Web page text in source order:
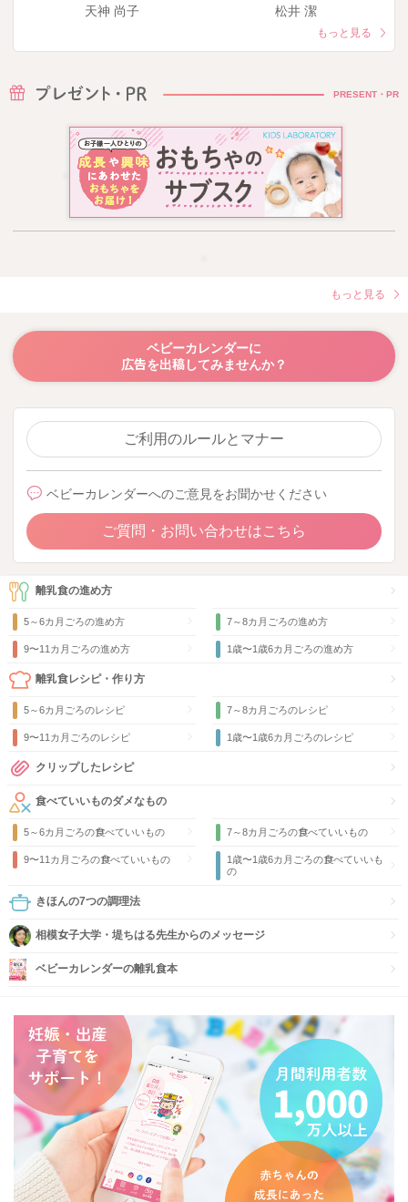
天神 尚子
松井 潔
もっと見る
PRESENT・PR
もっと見る
ベビーカレンダーに
広告を出稿してみませんか？
ご利用のルールとマナー
ベビーカレンダーへのご意見をお聞かせください
ご質問・お問い合わせはこちら
離乳食の進め方
5～6カ月ごろの進め方 7～8カ月ごろの進め方
9〜11カ月ごろの進め方 1歳〜1歳6カ月ごろの進め方
離乳食レシピ・作り方
5～6カ月ごろのレシピ 7～8カ月ごろのレシピ
9〜11カ月ごろのレシピ 1歳〜1歳6カ月ごろのレシピ
クリップしたレシピ
食べていいものダメなもの
5～6カ月ごろの食べていいもの 7～8カ月ごろの食べていいもの
9〜11カ月ごろの食べていいもの
1歳〜1歳6カ月ごろの食べていいも
の
きほんの7つの調理法
相模女子大学・堤ちはる先生からのメッセージ
ベビーカレンダーの離乳食本